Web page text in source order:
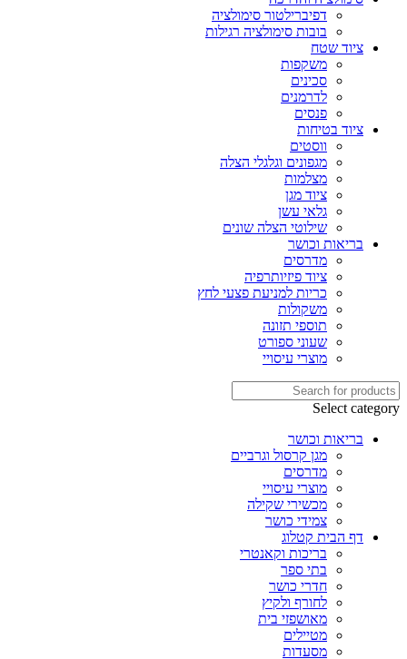
דפיברילטור סימולציה
בובות סימולציה רגילות
ציוד שטח
משקפות
סכינים
לדרמנים
פנסים
ציוד בטיחות
ווסטים
מגפונים וגלגלי הצלה
מצלמות
ציוד מגן
גלאי עשן
שילוטי הצלה שונים
בריאות וכושר
מדרסים
ציוד פיזיותרפיה
כריות למניעת פצעי לחץ
משקולות
תוספי תזונה
שעוני ספורט
מוצרי עיסויי
Select category
בריאות וכושר
מגן קרסול וגרביים
מדרסים
מוצרי עיסויי
מכשירי שקילה
צמידי כושר
דף הבית קטלוג
בריכות וקאנטרי
בתי ספר
חדרי כושר
לחורף ולקיץ
מאושפזי בית
מטיילים
מסעדות